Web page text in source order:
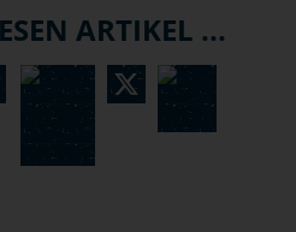
ARTIKEL ...